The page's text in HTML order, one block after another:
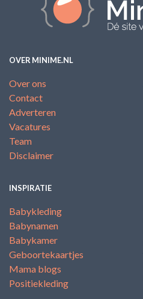
OVER MINIME.NL
Over ons
Contact
Adverteren
Vacatures
Team
Disclaimer
INSPIRATIE
Babykleding
Babynamen
Babykamer
Geboortekaartjes
Mama blogs
Positiekleding